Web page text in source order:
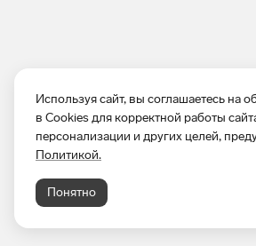
Используя сайт, вы соглашаетесь на
в Cookies для корректной работы
персонализации и других целей,
Политикой.
Понятно